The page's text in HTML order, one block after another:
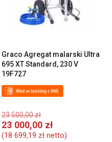
Graco Agregat malarski Ultra
695 XT Standard, 230 V
19F727
23 500,00złPierwotna
cena
wynosiła:
23 000,00 zł
(18 699,19 zł netto)